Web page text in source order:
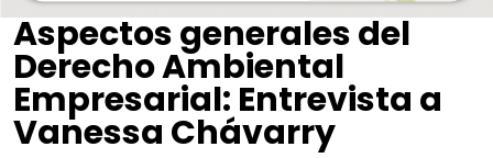
Aspectos generales del
Derecho Ambiental
Empresarial: Entrevista a
Vanessa Chávarry